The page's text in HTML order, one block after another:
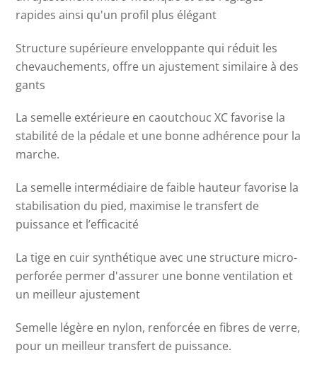
rapides ainsi qu'un profil plus élégant
Structure supérieure enveloppante qui réduit les
chevauchements, offre un ajustement similaire à des
gants
La semelle extérieure en caoutchouc XC favorise la
stabilité de la pédale et une bonne adhérence pour la
marche.
La semelle intermédiaire de faible hauteur favorise la
stabilisation du pied, maximise le transfert de
puissance et l’efficacité
La tige en cuir synthétique avec une structure micro-
perforée permer d'assurer une bonne ventilation et
un meilleur ajustement
Semelle légère en nylon, renforcée en fibres de verre,
pour un meilleur transfert de puissance.